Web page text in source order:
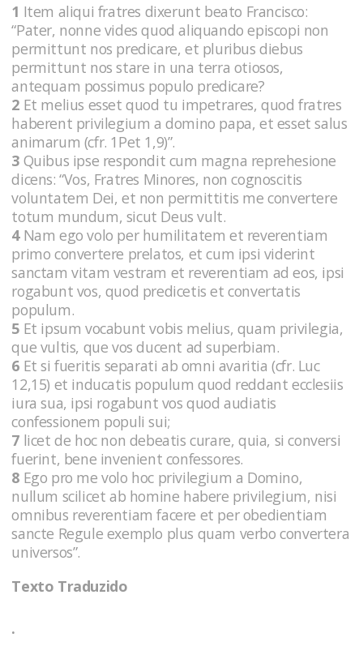
1 Item aliqui fratres dixerunt beato Francisco:
“Pater, nonne vides quod aliquando episcopi non
permittunt nos predicare, et pluribus diebus
permittunt nos stare in una terra otiosos,
antequam possimus populo predicare?
2 Et melius esset quod tu impetrares, quod fratres
haberent privilegium a domino papa, et esset salus
animarum (cfr. 1Pet 1,9)”.
3 Quibus ipse respondit cum magna reprehesione
dicens: “Vos, Fratres Minores, non cognoscitis
voluntatem Dei, et non permittitis me convertere
totum mundum, sicut Deus vult.
4Nam ego volo per humilitatem et reverentiam
primo convertere prelatos, et cum ipsi viderint
sanctam vitam vestram et reverentiam ad eos, ipsi
rogabunt vos, quod predicetis et convertatis
populum.
5 Et ipsum vocabunt vobis melius, quam privilegia,
que vultis, que vos ducent ad superbiam.
6 Et si fueritis separati ab omni avaritia (cfr. Luc
12,15) et inducatis populum quod reddant ecclesiis
iura sua, ipsi rogabunt vos quod audiatis
confessionem populi sui;
7 licet de hoc non debeatis curare, quia, si conversi
fuerint, bene invenient confessores.
8 Ego pro me volo hoc privilegium a Domino,
nullum scilicet ab homine habere privilegium, nisi
omnibus reverentiam facere et per obedientiam
sancte Regule exemplo plus quam verbo convertera
universos”.
Texto Traduzido
.